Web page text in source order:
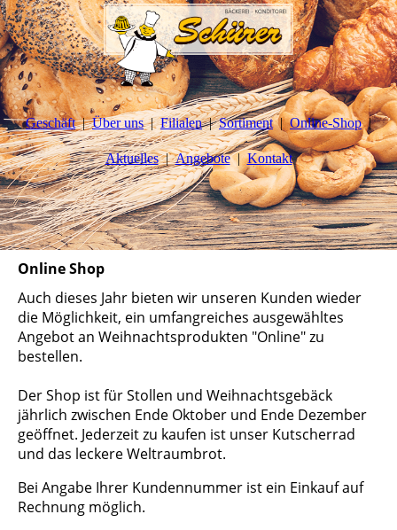
Geschäft Über uns Filialen Sortiment Online-Shop
Aktuelles Angebote Kontakt
Online Shop
Auch dieses Jahr bieten wir unseren Kunden wieder
die Möglichkeit, ein umfangreiches ausgewähltes
Angebot an Weihnachtsprodukten "Online" zu
bestellen.
Der Shop ist für Stollen und Weihnachtsgebäck
jährlich zwischen Ende Oktober und Ende Dezember
geöffnet. Jederzeit zu kaufen ist unser Kutscherrad
und das leckere Weltraumbrot.
Bei Angabe Ihrer Kundennummer ist ein Einkauf auf
Rechnung möglich.